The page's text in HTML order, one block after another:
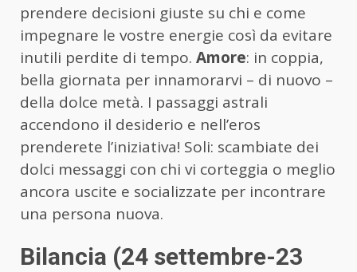
prendere decisioni giuste su chi e come
impegnare le vostre energie così da evitare
inutili perdite di tempo. Amore: in coppia,
bella giornata per innamorarvi – di nuovo –
della dolce metà. I passaggi astrali
accendono il desiderio e nell’eros
prenderete l’iniziativa! Soli: scambiate dei
dolci messaggi con chi vi corteggia o meglio
ancora uscite e socializzate per incontrare
una persona nuova.
Bilancia (24 settembre-23